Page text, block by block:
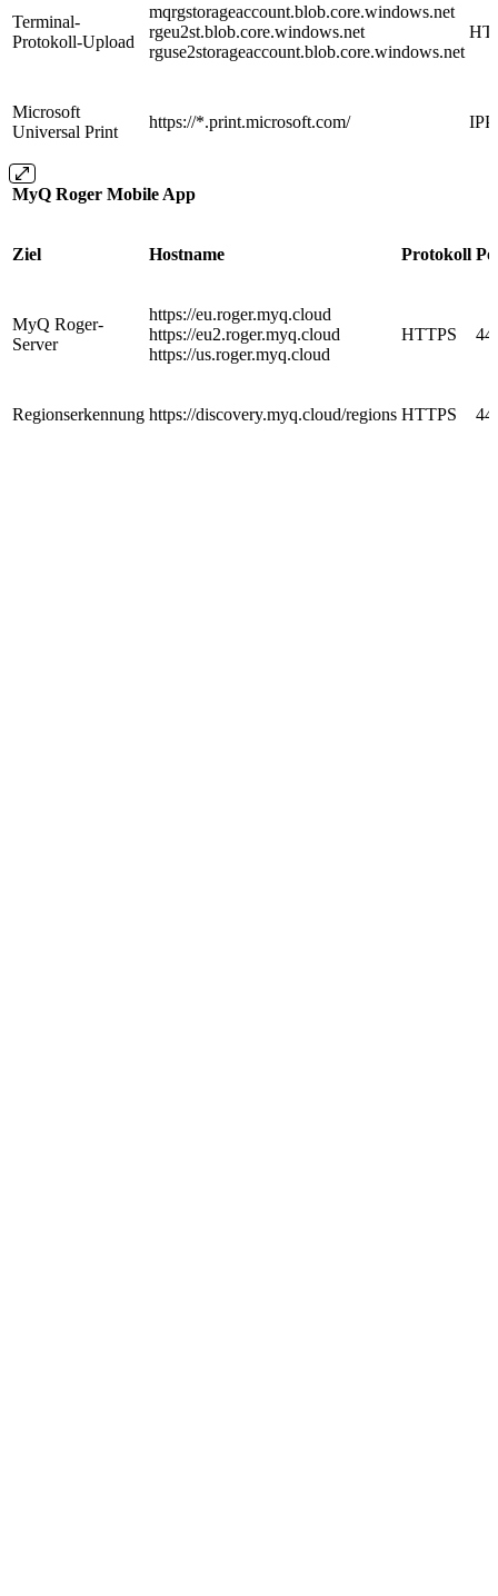
Terminal-
Protokoll-Upload
mqrgstorageaccount.blob.core.windows.net
rgeu2st.blob.core.windows.net
rguse2storageaccount.blob.core.windows.net
Microsoft
Universal Print
https://*.print.microsoft.com/
MyQ Roger Mobile App
Ziel Hostname Protokoll
MyQ Roger-
Server
https://eu.roger.myq.cloud
https://eu2.roger.myq.cloud
https://us.roger.myq.cloud
HTTPS
Regionserkennung https://discovery.myq.cloud/regions HTTPS